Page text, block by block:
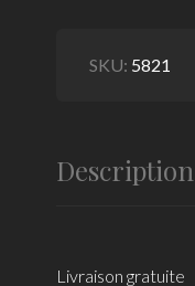
SKU: 5821
Description
Livraison gratuite